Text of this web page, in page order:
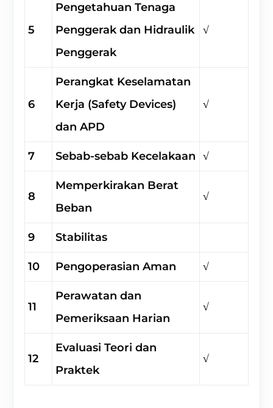
5
Pengetahuan Tenaga
Penggerak dan Hidraulik
Penggerak
√
6
Perangkat Keselamatan
Kerja (Safety Devices)
dan APD
√
7 Sebab-sebab Kecelakaan √
8
Memperkirakan Berat
Beban
√
9 Stabilitas
10 Pengoperasian Aman √
11
Perawatan dan
Pemeriksaan Harian
√
12
Evaluasi Teori dan
Praktek
√